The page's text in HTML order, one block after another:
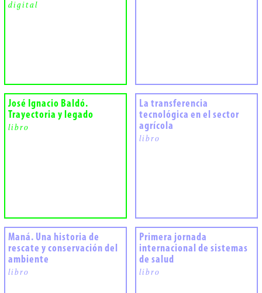
digital
José Ignacio Baldó.
Trayectoria y legado
libro
La transferencia
tecnológica en el sector
agrícola
libro
Maná. Una historia de
rescate y conservación del
ambiente
libro
Primera jornada
internacional de sistemas
de salud
libro